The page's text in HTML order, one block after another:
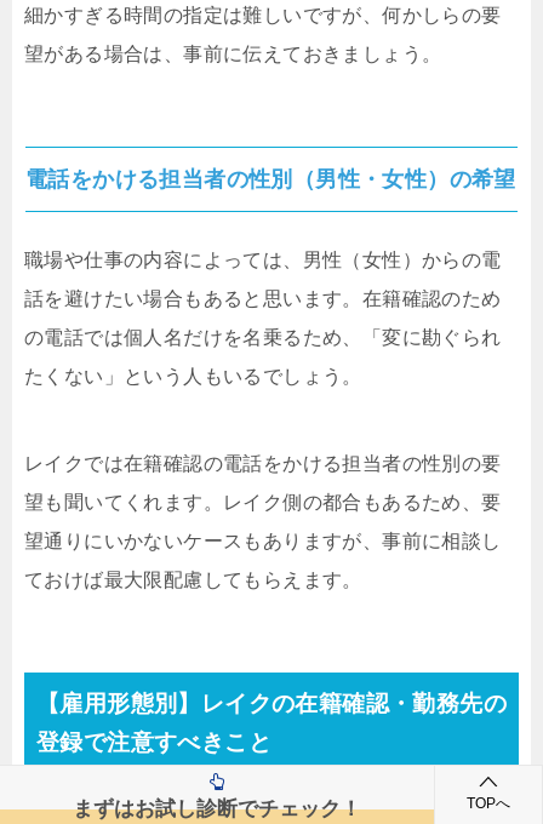
細かすぎる時間の指定は難しいですが、何かしらの要
望がある場合は、事前に伝えておきましょう。
電話をかける担当者の性別（男性・女性）の希望
職場や仕事の内容によっては、男性（女性）からの電
話を避けたい場合もあると思います。在籍確認のため
の電話では個人名だけを名乗るため、「変に勘ぐられ
たくない」という人もいるでしょう。
レイクでは在籍確認の電話をかける担当者の性別の要
望も聞いてくれます。レイク側の都合もあるため、要
望通りにいかないケースもありますが、事前に相談し
ておけば最大限配慮してもらえます。
【雇用形態別】レイクの在籍確認・勤務先の
登録で注意すべきこと
レイクは「満20歳以上70歳以下の方で安定した収入の
まずはお試し診断でチェック！ TOPへ